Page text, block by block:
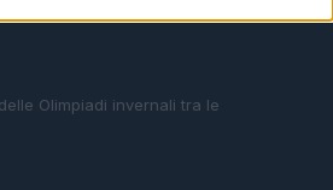
Olimpiadi invernali tra le